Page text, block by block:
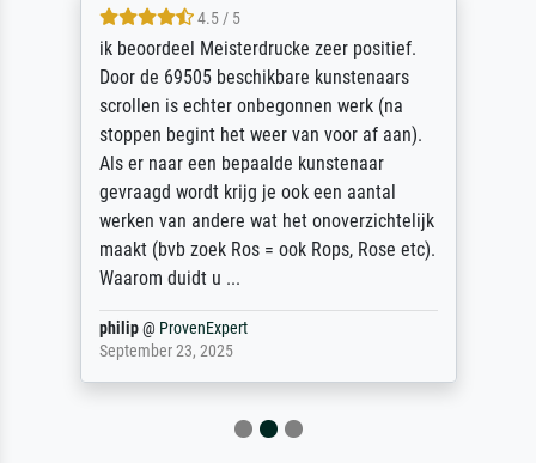
4.5 / 5
ik beoordeel Meisterdrucke zeer positief.
Door de 69505 beschikbare kunstenaars
scrollen is echter onbegonnen werk (na
stoppen begint het weer van voor af aan).
Als er naar een bepaalde kunstenaar
gevraagd wordt krijg je ook een aantal
werken van andere wat het onoverzichtelijk
maakt (bvb zoek Ros = ook Rops, Rose etc).
Waarom duidt u ...
philip@ ProvenExpert
September 23, 2025